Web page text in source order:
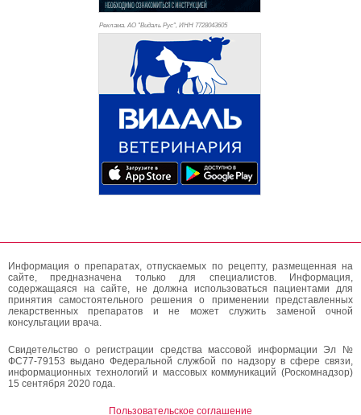
Реклама. АО "Видаль Рус", ИНН 7728043605
Информация о препаратах, отпускаемых по рецепту, размещенная на
сайте, предназначена только для специалистов. Информация,
содержащаяся на сайте, не должна использоваться пациентами для
принятия самостоятельного решения о применении представленных
лекарственных препаратов и не может служить заменой очной
консультации врача.
Свидетельство о регистрации средства массовой информации Эл №
ФС77-79153 выдано Федеральной службой по надзору в сфере связи,
информационных технологий и массовых коммуникаций (Роскомнадзор)
15 сентября 2020 года.
Пользовательское соглашение